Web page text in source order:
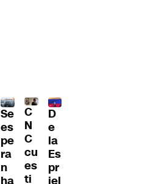
Se
es
pe
ra
n
ha
C
N
C
cu
es
ti
D
e
la
Es
pr
iel